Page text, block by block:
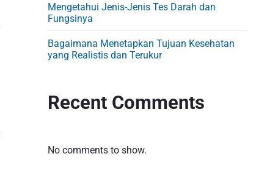
Mengetahui Jenis-Jenis Tes Darah dan
Fungsinya
Bagaimana Menetapkan Tujuan Kesehatan
yang Realistis dan Terukur
Recent Comments
No comments to show.